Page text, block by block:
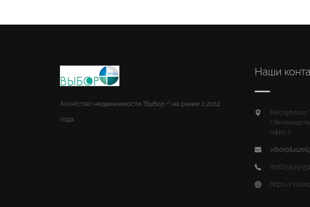
Агентство недвижимости "Выбор +" на рынке с 2012
года.
Наши
Республика
офис 1
89625529551
https://